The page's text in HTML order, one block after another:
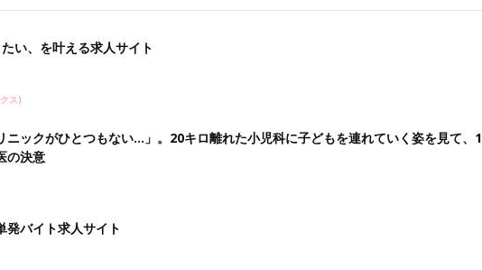
い、を叶える求人サイト
ス)
ニックがひとつもない…」。20キロ離れた小児科に子どもを連れていく姿を見て、1
の決意
発バイト求人サイト